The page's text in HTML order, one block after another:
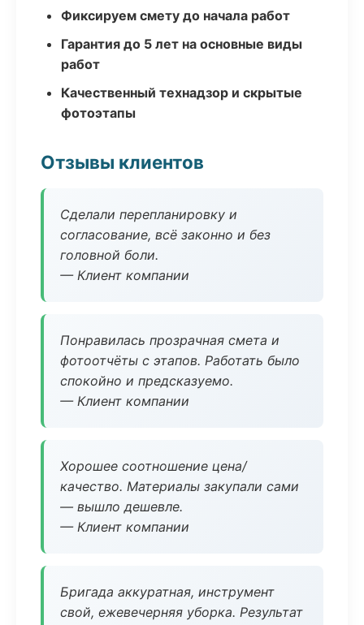
Фиксируем смету до начала работ
Гарантия до 5 лет на основные виды
работ
Качественный технадзор и скрытые
фотоэтапы
Отзывы клиентов
Сделали перепланировку и
согласование, всё законно и без
головной боли.
— Клиент компании
Понравилась прозрачная смета и
фотоотчёты с этапов. Работать было
спокойно и предсказуемо.
— Клиент компании
Хорошее соотношение цена/
качество. Материалы закупали сами
— вышло дешевле.
— Клиент компании
Бригада аккуратная, инструмент
свой, ежевечерняя уборка. Результат